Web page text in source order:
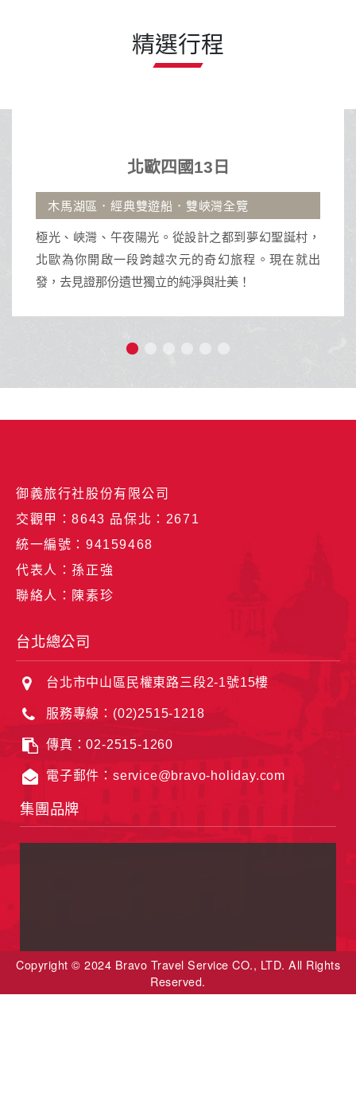
精選行程
遊船．雙峽灣全覽
。從設計之都到夢幻聖誕村，
越次元的奇幻旅程。現在就出
立的純淨與壯美！
古宇利大橋.那霸市
沖繩擁有蔚藍透明海
活動與獨特南國文化的
御義旅行社股份有限公司
交觀甲：8643 品保北：2671
統一編號：94159468
代表人：孫正強
聯絡人：陳素珍
台北總公司
台北市中山區民權東路三段2-1號15樓
服務專線：(02)2515-1218
傳真：02-2515-1260
電子郵件：service@bravo-holiday.com
集團品牌
Copyright © 2024 Bravo Travel Service CO., LTD. All Rights
Reserved.